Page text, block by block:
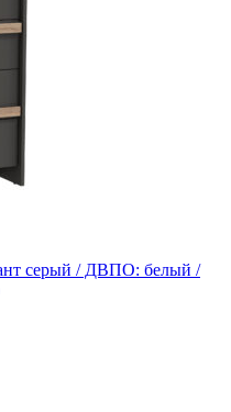
серый / ДВПО: белый /